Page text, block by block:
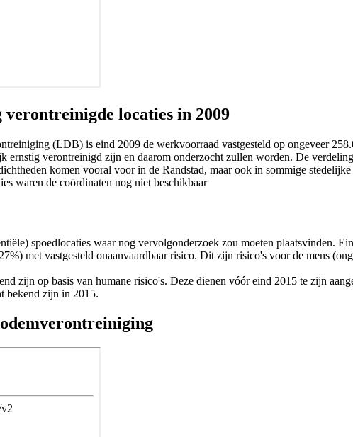
locaties in 2009
(LDB) is eind 2009 de werkvoorraad vastgesteld op ongeveer
ernstig verontreinigd zijn en daarom onderzocht zullen worden. De
komen vooral voor in de Randstad, maar ook in sommige
waren de coördinaten nog niet beschikbaar
spoedlocaties waar nog vervolgonderzoek zou moeten plaatsvinden.
met vastgesteld onaanvaardbaar risico. Dit zijn risico's voor de mens
zijn op basis van humane risico's. Deze dienen vóór eind 2015 te zijn
bekend zijn in 2015.